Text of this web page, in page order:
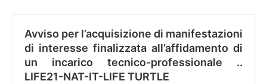
Avviso per l’acquisizione di manifestazioni
di interesse finalizzata all’affidamento di
un incarico tecnico-professionale ..
LIFE21-NAT-IT-LIFE TURTLE